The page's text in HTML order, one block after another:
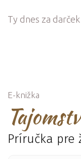
Ty dnes za
E-knižka
Príručka pre